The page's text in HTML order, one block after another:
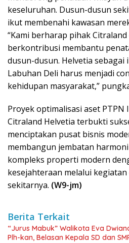
keseluruhan. Dusun-dusun
ikut membenahi kawasan
“Kami berharap pihak
berkontribusi membantu
dusun-dusun. Helvetia sebagai
Labuhan Deli harus menjadi
kehidupan masyarakat,”
Proyek optimalisasi aset
Citraland Helvetia terbukti
menciptakan pusat bisnis
membangun jembatan
kompleks properti modern
kesejahteraan melalui
sekitarnya. (W9-jm)
Berita Terkait
“Jurus Mabuk” Walikota Eva
Plh-kan, Belasan Kepala SD dan